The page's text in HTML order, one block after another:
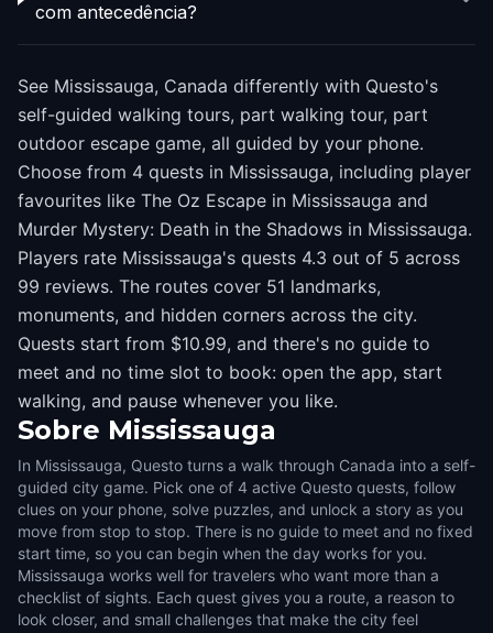
com antecedência?
See Mississauga, Canada differently with Questo's
self-guided walking tours, part walking tour, part
outdoor escape game, all guided by your phone.
Choose from 4 quests in Mississauga, including player
favourites like The Oz Escape in Mississauga and
Murder Mystery: Death in the Shadows in Mississauga.
Players rate Mississauga's quests 4.3 out of 5 across
99 reviews. The routes cover 51 landmarks,
monuments, and hidden corners across the city.
Quests start from $10.99, and there's no guide to
meet and no time slot to book: open the app, start
walking, and pause whenever you like.
Sobre Mississauga
In Mississauga, Questo turns a walk through Canada into a self-
guided city game. Pick one of 4 active Questo quests, follow
clues on your phone, solve puzzles, and unlock a story as you
move from stop to stop. There is no guide to meet and no fixed
start time, so you can begin when the day works for you.
Mississauga works well for travelers who want more than a
checklist of sights. Each quest gives you a route, a reason to
look closer, and small challenges that make the city feel